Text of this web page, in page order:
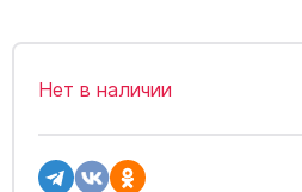
Нет в наличии